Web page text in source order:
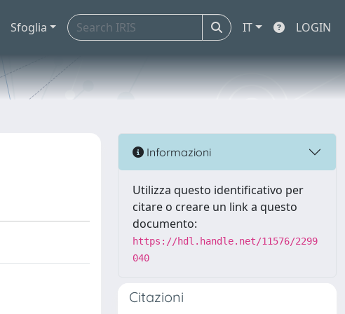
Sfoglia IT LOGIN
Informazioni
Utilizza questo identificativo per
citare o creare un link a questo
documento:
https://hdl.handle.net/11576/2299
040
Citazioni